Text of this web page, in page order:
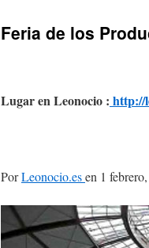
Feria de los
Lugar en Leonocio : http://
PorLeonocio.esen 1